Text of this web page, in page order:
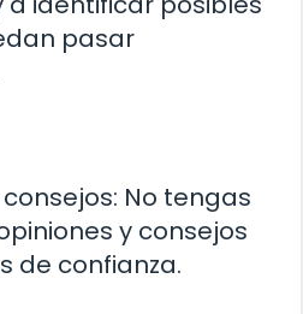
pasar
No tengas
y consejos
de confianza.